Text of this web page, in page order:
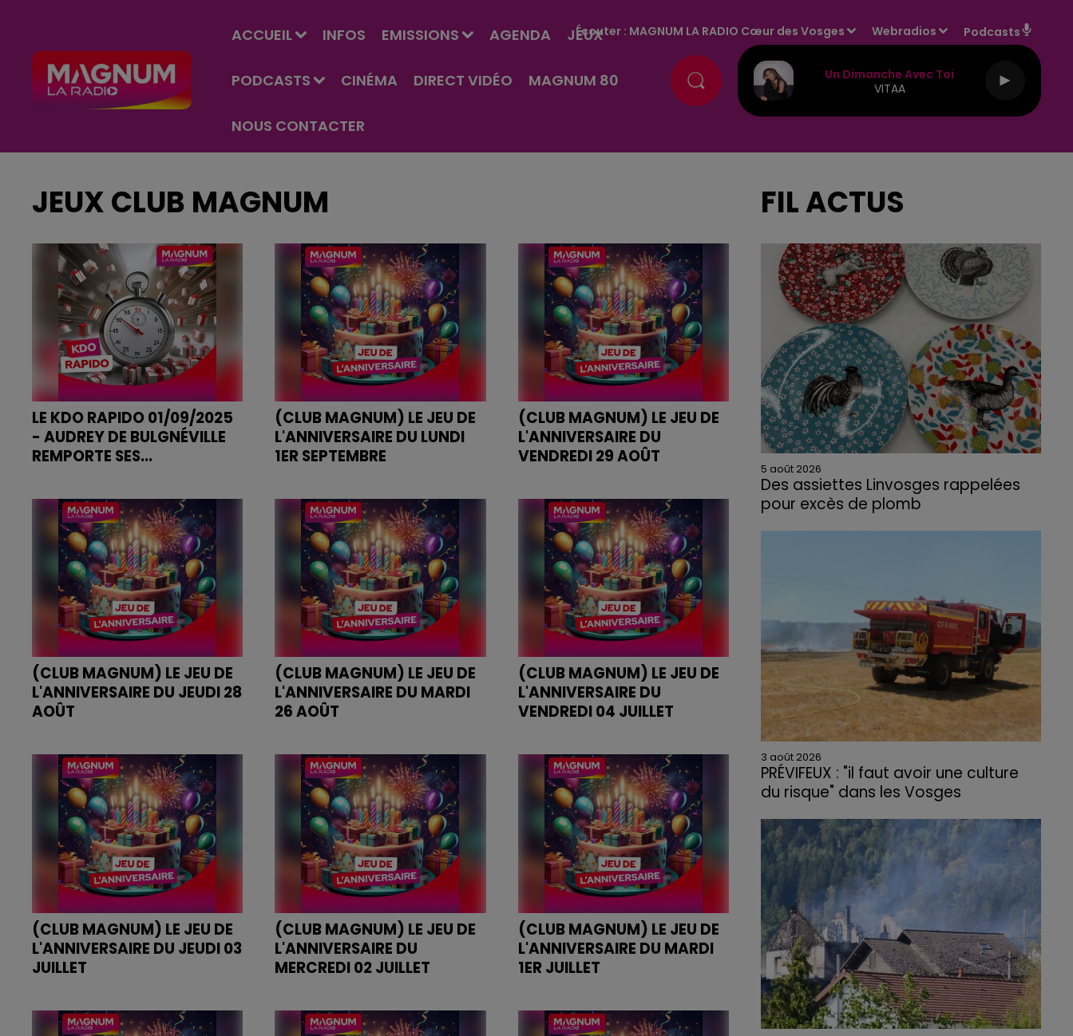
ACCUEIL INFOS EMISSIONS AGENDA JEUX
PODCASTS CINÉMA DIRECT VIDÉO MAGNUM 80
NOUS CONTACTER
Écouter : MAGNUM LA RADIO Cœur des Vosges Webradios Podcasts
Un Dimanche Avec Toi
VITAA
JEUX CLUB MAGNUM
LE KDO RAPIDO 01/09/2025
- AUDREY DE BULGNÉVILLE
REMPORTE SES...
(CLUB MAGNUM) LE JEU DE
L'ANNIVERSAIRE DU LUNDI
1ER SEPTEMBRE
1ER SEPTEMBRE
(CLUB MAGNUM) LE JEU DE
L'ANNIVERSAIRE DU
VENDREDI 29 AOÛT
VENDREDI 29 AOÛT
(CLUB MAGNUM) LE JEU DE
L'ANNIVERSAIRE DU JEUDI 28
AOÛT
28 AOÛT
(CLUB MAGNUM) LE JEU DE
L'ANNIVERSAIRE DU MARDI
26 AOÛT
26 AOÛT
(CLUB MAGNUM) LE JEU DE
L'ANNIVERSAIRE DU
VENDREDI 04 JUILLET
VENDREDI 04 JUILLET
(CLUB MAGNUM) LE JEU DE
L'ANNIVERSAIRE DU JEUDI 03
JUILLET
03 JUILLET
(CLUB MAGNUM) LE JEU DE
L'ANNIVERSAIRE DU
MERCREDI 02 JUILLET
MERCREDI 02 JUILLET
(CLUB MAGNUM) LE JEU DE
L'ANNIVERSAIRE DU MARDI
1ER JUILLET
1ER JUILLET
FIL ACTUS
5 août 2026
Des assiettes Linvosges rappelées
pour excès de plomb
3 août 2026
PRÉVIFEUX : "il faut avoir une culture
du risque" dans les Vosges